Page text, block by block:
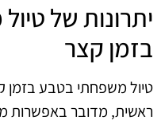
יתרונות של
בזמן קצר
טיול משפחתי בטבע בזמן
ראשית, מדובר באפשרות